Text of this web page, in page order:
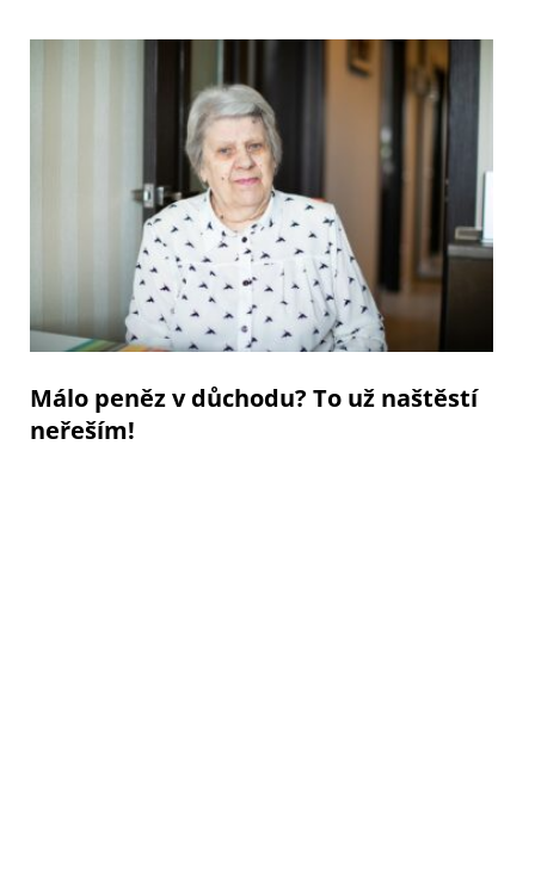
Málo peněz v důchodu? To už naštěstí
neřeším!